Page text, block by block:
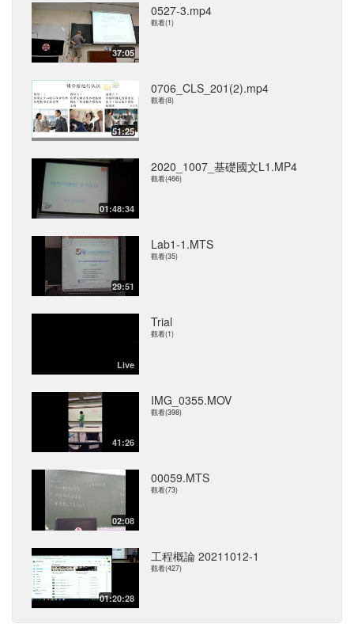
37:05
0527-3.mp4
觀看(1)
51:25
0706_CLS_201(2).mp4
觀看(8)
01:48:34
2020_1007_基礎國文L1.MP4
觀看(466)
29:51
Lab1-1.MTS
觀看(35)
Live
Trial
觀看(1)
41:26
IMG_0355.MOV
觀看(398)
02:08
00059.MTS
觀看(73)
01:20:28
工程概論 20211012-1
觀看(427)